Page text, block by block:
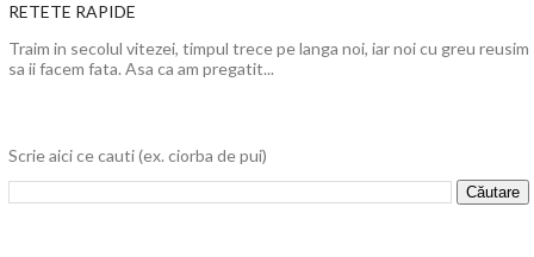
RETETE RAPIDE
Traim in secolul vitezei, timpul trece pe langa noi, iar noi cu greu reusim
sa ii facem fata. Asa ca am pregatit...
Scrie aici ce cauti (ex. ciorba de pui)